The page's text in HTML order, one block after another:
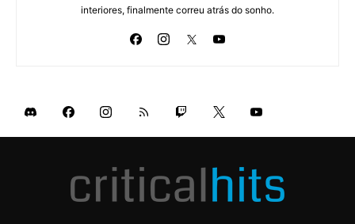
interiores, finalmente correu atrás do sonho.